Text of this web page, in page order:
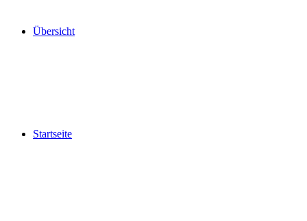
Übersicht
Startseite